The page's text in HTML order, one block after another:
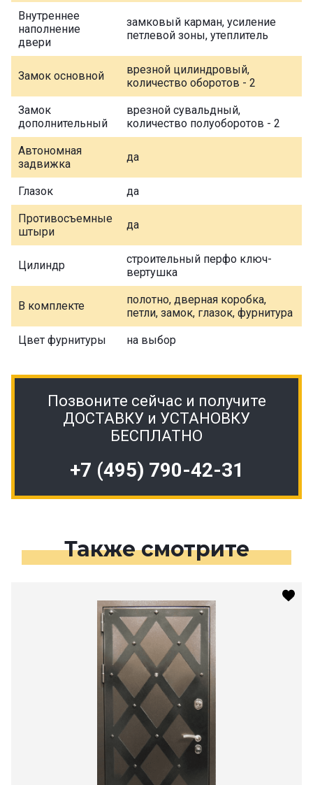
Внутреннее
наполнение
двери
замковый карман, усиление
петлевой зоны, утеплитель
Замок основной
врезной цилиндровый,
количество оборотов - 2
Замок
дополнительный
врезной сувальдный,
количество полуоборотов - 2
Автономная
задвижка
да
Глазок да
Противосъемные
штыри
да
Цилиндр
строительный перфо ключ-
вертушка
В комплекте
полотно, дверная коробка,
петли, замок, глазок, фурнитура
Цвет фурнитуры на выбор
Позвоните сейчас и получите
ДОСТАВКУ и УСТАНОВКУ
БЕСПЛАТНО
+7 (495) 790-42-31
Также смотрите